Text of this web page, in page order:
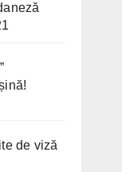
de viză